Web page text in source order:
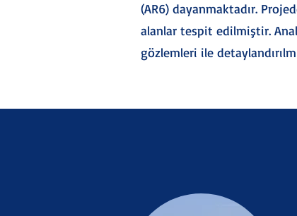
(AR6) dayanmaktadır.
alanlar tespit edilmiştir.
gözlemleri ile